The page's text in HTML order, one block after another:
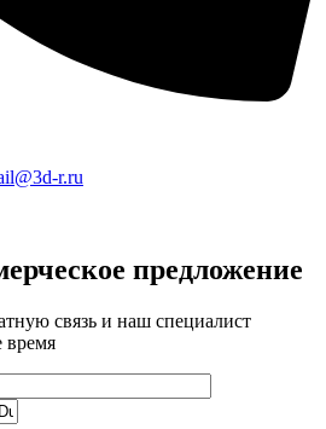
r.ru
предложение
связь и наш специалист
время